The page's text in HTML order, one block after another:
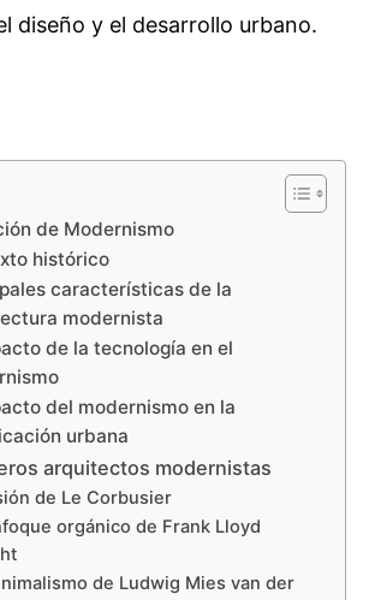
diseño y el desarrollo urbano.
de Modernismo
histórico
características de la
modernista
de la tecnología en el
del modernismo en la
urbana
arquitectos modernistas
de Le Corbusier
orgánico de Frank Lloyd
de Ludwig Mies van der